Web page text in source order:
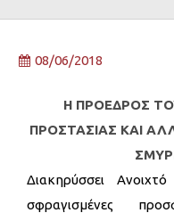
08/06/2018
Η ΠΡΟΕΔΡΟΣ
ΠΡΟΣΤΑΣΙΑΣ ΚΑΙ
Διακηρύσσει
σφραγισμένες